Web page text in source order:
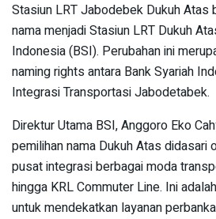
Stasiun LRT Jabodebek Dukuh Atas
nama menjadi Stasiun LRT Dukuh
Indonesia (BSI). Perubahan ini
naming rights antara Bank Syariah
Integrasi Transportasi Jabodetabek.
Direktur Utama BSI, Anggoro Eko
pemilihan nama Dukuh Atas
pusat integrasi berbagai moda
hingga KRL Commuter Line. Ini
untuk mendekatkan layanan